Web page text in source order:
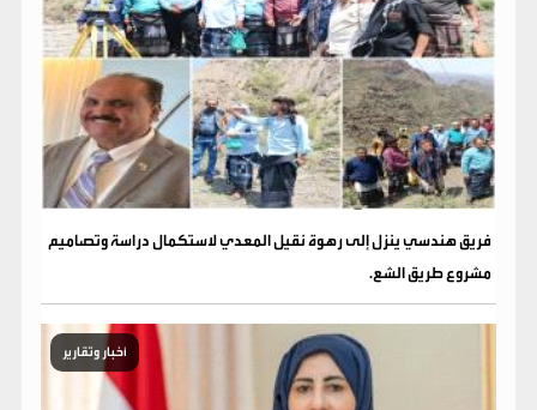
فريق هندسي ينزل إلى رهوة نقيل المعدي لاستكمال دراسة وتصاميم
مشروع طريق الشع.
أخبار وتقارير